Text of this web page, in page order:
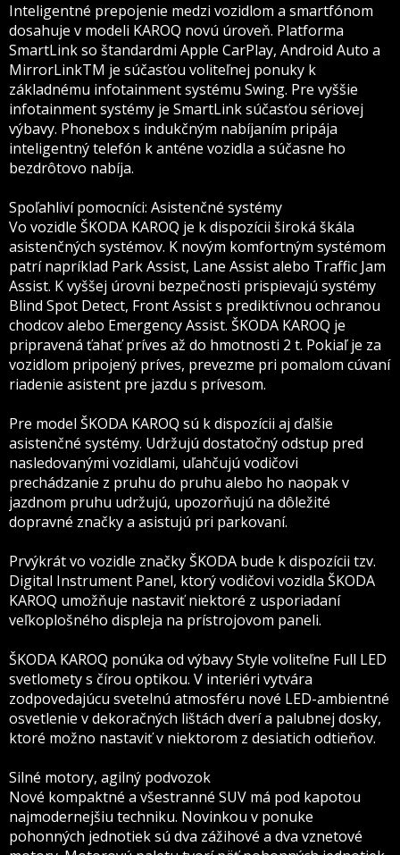
Inteligentné prepojenie medzi vozidlom a smartfónom
dosahuje v modeli KAROQ novú úroveň. Platforma
SmartLink so štandardmi Apple CarPlay, Android Auto a
MirrorLinkTM je súčasťou voliteľnej ponuky k
základnému infotainment systému Swing. Pre vyššie
infotainment systémy je SmartLink súčasťou sériovej
výbavy. Phonebox s indukčným nabíjaním pripája
inteligentný telefón k anténe vozidla a súčasne ho
bezdrôtovo nabíja.
Spoľahliví pomocníci: Asistenčné systémy
Vo vozidle ŠKODA KAROQ je k dispozícii široká škála
asistenčných systémov. K novým komfortným systémom
patrí napríklad Park Assist, Lane Assist alebo Traffic Jam
Assist. K vyššej úrovni bezpečnosti prispievajú systémy
Blind Spot Detect, Front Assist s prediktívnou ochranou
chodcov alebo Emergency Assist. ŠKODA KAROQ je
pripravená ťahať príves až do hmotnosti 2 t. Pokiaľ je za
vozidlom pripojený príves, prevezme pri pomalom cúvaní
riadenie asistent pre jazdu s prívesom.
Pre model ŠKODA KAROQ sú k dispozícii aj ďalšie
asistenčné systémy. Udržujú dostatočný odstup pred
nasledovanými vozidlami, uľahčujú vodičovi
prechádzanie z pruhu do pruhu alebo ho naopak v
jazdnom pruhu udržujú, upozorňujú na dôležité
dopravné značky a asistujú pri parkovaní.
Prvýkrát vo vozidle značky ŠKODA bude k dispozícii tzv.
Digital Instrument Panel, ktorý vodičovi vozidla ŠKODA
KAROQ umožňuje nastaviť niektoré z usporiadaní
veľkoplošného displeja na prístrojovom paneli.
ŠKODA KAROQ ponúka od výbavy Style voliteľne Full LED
svetlomety s čírou optikou. V interiéri vytvára
zodpovedajúcu svetelnú atmosféru nové LED-ambientné
osvetlenie v dekoračných lištách dverí a palubnej dosky,
ktoré možno nastaviť v niektorom z desiatich odtieňov.
Silné motory, agilný podvozok
Nové kompaktné a všestranné SUV má pod kapotou
najmodernejšiu techniku. Novinkou v ponuke
pohonných jednotiek sú dva zážihové a dva vznetové